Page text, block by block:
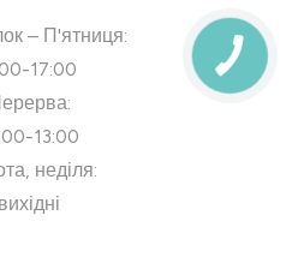
– П'ятниця:
17:00
13:00
неділя:
вихідні